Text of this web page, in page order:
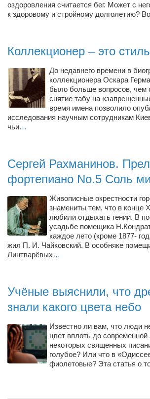
Тенториум -центр
«Винегрет» —
Магазины
«CYCLE GARAGE» —
«Книголюб» — супермаркет
«Павел» — магазин
Туризм
«Траверс» —
Журналисты
Александр Гвоздик
Александр Кугук
Музыканты
Сергей Коноз
Денис Федченко
Звукорежиссёры
Alfom Studio
Guitarproduction Studio
оздоровления считается бег. Может с
к здоровому и стройному долголетию?
Коллекционер – это
До недавнего времени в
коллекционера Оскара
было больше вопросов, чем
снятие табу на
время имена позволило
исследования научным сотрудникам
чьи…
Сергей Рахманинов.
фортепиано No.5 Соль
Живописные окрестности
знамениты тем, что в конце
любили отдыхать гении. В
усадьбе помещика
каждое лето (кроме 1877-
жил П. И. Чайковский. В особняке
Линтварёвых…
Учёные выяснили, что
знали какого цвета небо
Известно ли вам, что люди
цвет вплоть до современной
некоторых священных
голубое? Или что в
фиолетовые? Эта статья о